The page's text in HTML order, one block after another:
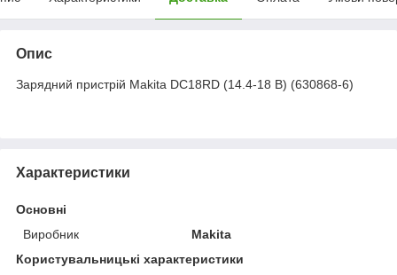
Опис
Зарядний пристрій Makita DC18RD (14.4-18 В) (630868-6)
Характеристики
Основні
Виробник
Makita
Користувальницькі характеристики